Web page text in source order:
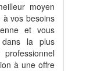
moyen
vos besoins
et vous
la plus
à une offre